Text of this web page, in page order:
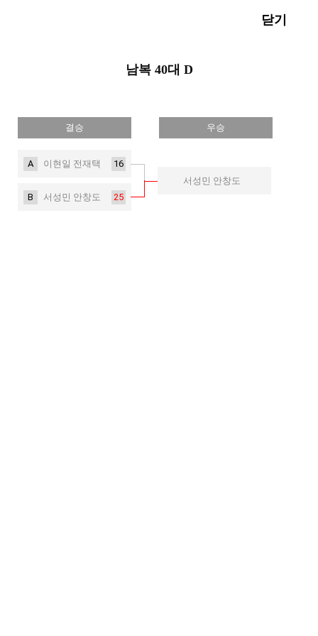
닫기
남복 40대 D
결승 우승
A 이현일 전재택 16
B 서성민 안창도 25
서성민 안창도